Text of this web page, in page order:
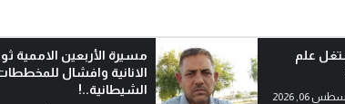
ثورة ضد
من يشهد بالحق؟!
مدونة المرجل أغسطس 05, 2026